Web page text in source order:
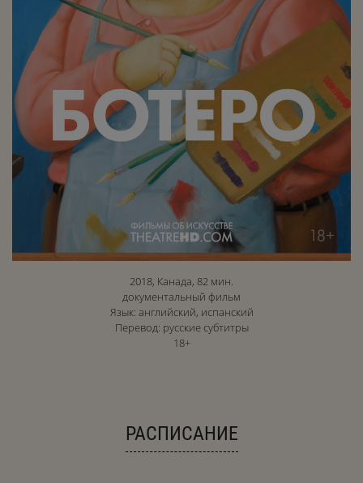
2018, Канада, 82 мин.
документальный фильм
Язык: английский, испанский
Перевод: русские субтитры
18+
РАСПИСАНИЕ